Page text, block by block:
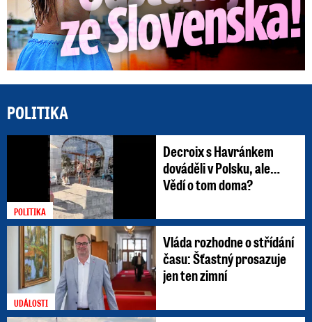
POLITIKA
POLITIKA
Decroix s Havránkem
dováděli v Polsku, ale…
Vědí o tom doma?
UDÁLOSTI
Vláda rozhodne o střídání
času: Šťastný prosazuje
jen ten zimní